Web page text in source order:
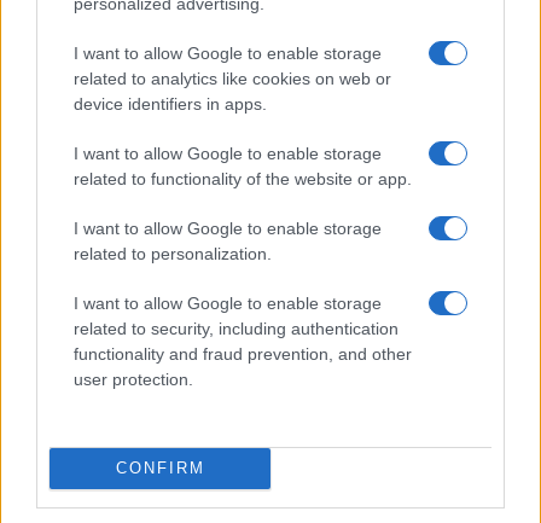
I want to allow Google to enable storage
related to analytics like cookies on web or
device identifiers in apps.
I want to allow Google to enable storage
related to functionality of the website or app.
I want to allow Google to enable storage
related to personalization.
I want to allow Google to enable storage
related to security, including authentication
functionality and fraud prevention, and other
user protection.
CONFIRM
Workflow di laboratorio per test fotografici e video
replicabili
Andrea Conforti · 1 Ago 2026
RECENSIONI TECH
Metodo nerd per testare l’autonomia reale del
notebook con dati ripetibili